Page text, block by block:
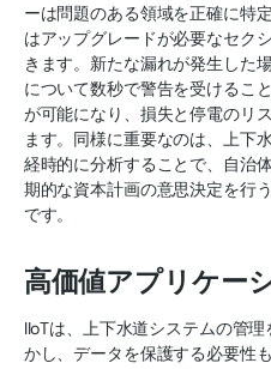
ーは問題のある領域を正確に特
はアップグレードが必要なセク
きます。新たな漏れが発生した
について数秒で警告を受けるこ
が可能になり、損失と停電のリ
ます。同様に重要なのは、上下
経時的に分析することで、自治
期的な資本計画の意思決定を行
です。
高価値アプリケー
IIoTは、上下水道システムの管
かし、データを保護する必要性